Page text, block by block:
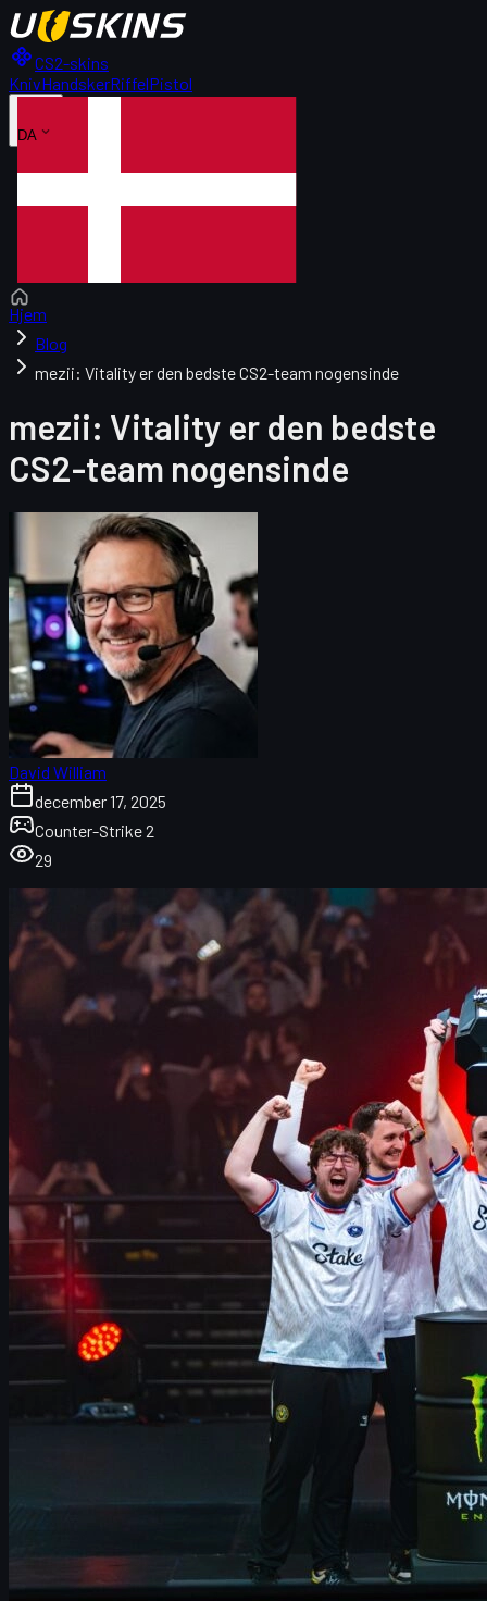
CS2-skins
KnivHandskerRiffelPistol
DA
Hjem
Blog
mezii: Vitality er den bedste CS2-team nogensinde
mezii: Vitality er den bedste
CS2-team nogensinde
David William
december 17, 2025
Counter-Strike 2
29
Vitalitys Budapest Major-triumf og historiske år
Er Vitality det bedste CS-hold nogensinde?
Vitality i 2025: Turneringer, resultater og
nøgletidspunkter
meziis perspektiv: Mentalitet, kritik og comeback
Stjernerne på Vitality: ZywOo, apEX, ropz og mezii
Historisk sammenligning: Vitality vs. Astralis-eraen
CS2-fremtiden: 2026, rostermania og Vitalitys
udfordringer
CS2-skins, økonomi og handel via uuskins.com
Konklusion: Vitalitys arv i CS-historien
Vitalitys Budapest Major-triumf og historiske år
2025 vil blive husket som året, hvorTeam Vitalityskrev sig ind i
Counter-Strike-historien på niveau med de mest legendariske
lineups nogensinde. Med sejren vedStarLadder Budapest Major
sikrede holdet sig deres
anden CS2 Major-titel i trækog blev
dermed det første hold siden Astralis (2018–2019), der formåede
at vinde back-to-back Majors.
Triumfen i Budapest kom oveni en allerede vanvittig sæson, hvor
Vitality blandt andet:
Vandt
IEM Katowiceog fuldendte den klassiske
Cologne–Katowice–Major-trifecta
BLAST Austin Major
ni turneringssejre
syv turneringssejre i træki
topniveau, at britiske
William "mezii" Merriman efter Budapest
"det bedste CS-hold nogensinde".